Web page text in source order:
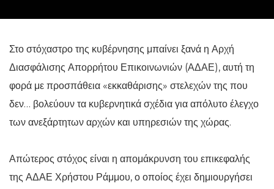
Στο στόχαστρο της κυβέρνησης μπαίνει ξανά η Αρχή
Διασφάλισης Απορρήτου Επικοινωνιών (ΑΔΑΕ), αυτή τη
φορά με προσπάθεια «εκκαθάρισης» στελεχών της που
δεν… βολεύουν τα κυβερνητικά σχέδια για απόλυτο έλεγχο
των ανεξάρτητων αρχών και υπηρεσιών της χώρας.
Απώτερος στόχος είναι η απομάκρυνση του επικεφαλής
της ΑΔΑΕ Χρήστου Ράμμου, ο οποίος έχει δημιουργήσει